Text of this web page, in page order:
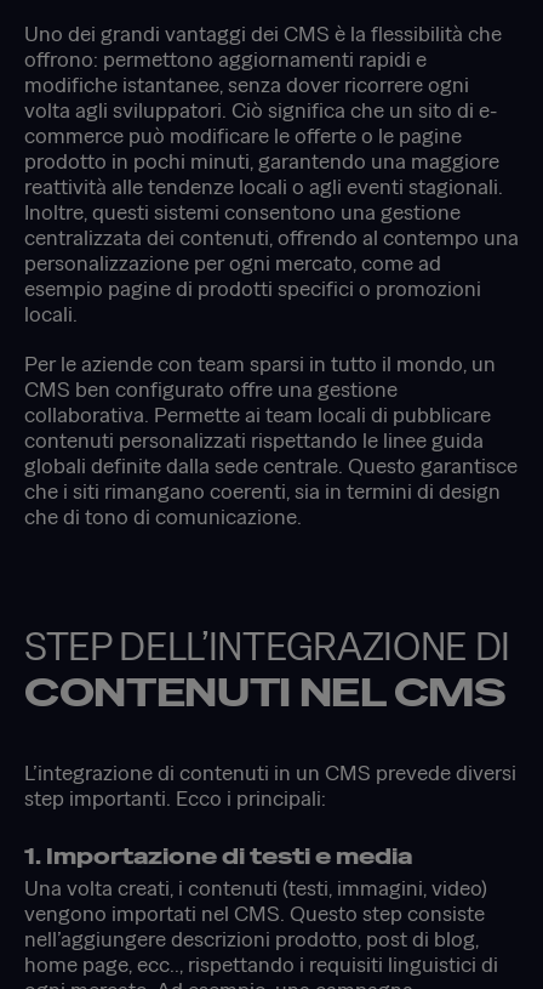
Uno dei grandi vantaggi dei CMS è la flessibilità che
offrono: permettono aggiornamenti rapidi e
modifiche istantanee, senza dover ricorrere ogni
volta agli sviluppatori. Ciò significa che un sito di e-
commerce può modificare le offerte o le pagine
prodotto in pochi minuti, garantendo una maggiore
reattività alle tendenze locali o agli eventi stagionali.
Inoltre, questi sistemi consentono una gestione
centralizzata dei contenuti, offrendo al contempo una
personalizzazione per ogni mercato, come ad
esempio pagine di prodotti specifici o promozioni
locali.
Per le aziende con team sparsi in tutto il mondo, un
CMS ben configurato offre una gestione
collaborativa. Permette ai team locali di pubblicare
contenuti personalizzati rispettando le linee guida
globali definite dalla sede centrale. Questo garantisce
che i siti rimangano coerenti, sia in termini di design
che di tono di comunicazione.
STEP DELL’INTEGRAZIONE DI
CONTENUTI NEL CMS
L’integrazione di contenuti in un CMS prevede diversi
step importanti. Ecco i principali:
1. Importazione di testi e media
Una volta creati, i contenuti (testi, immagini, video)
vengono importati nel CMS. Questo step consiste
nell’aggiungere descrizioni prodotto, post di blog,
home page, ecc.., rispettando i requisiti linguistici di